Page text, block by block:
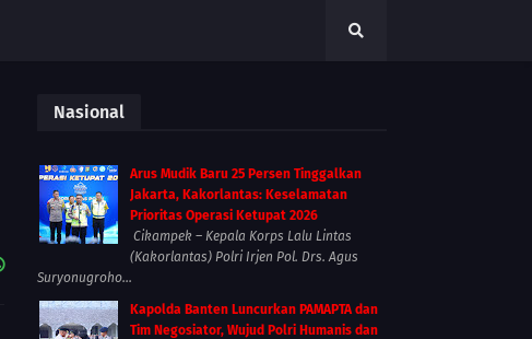
Nasional
Arus Mudik Baru 25 Persen Tinggalkan
Jakarta, Kakorlantas: Keselamatan
Prioritas Operasi Ketupat 2026
Cikampek – Kepala Korps Lalu Lintas
(Kakorlantas) Polri Irjen Pol. Drs. Agus
Suryonugroho...
Kapolda Banten Luncurkan PAMAPTA dan
Tim Negosiator, Wujud Polri Humanis dan